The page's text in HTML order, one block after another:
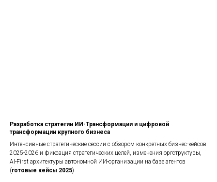
Разработка стратегии ИИ-Трансформации и цифровой
трансформации крупного бизнеса
Интенсивные стратегические сессии с обзором конкретных бизнес-кейсов
2025-2026 и фиксация стратегических целей, изменения оргструктуры,
AI-First архитектуры автономной ИИ-организации на базе агентов
(готовые кейсы 2025)